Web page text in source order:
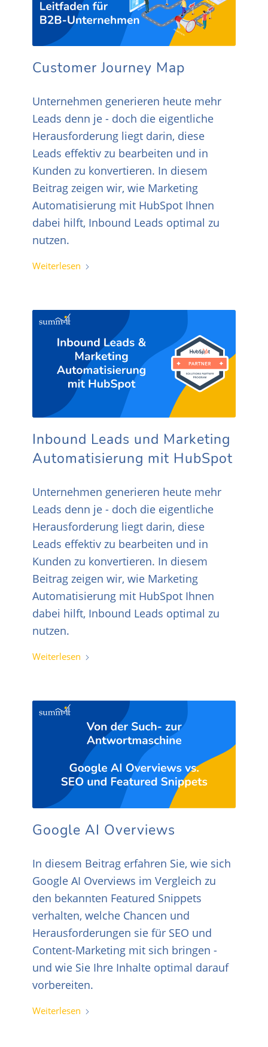
Customer Journey Map
Unternehmen generieren heute mehr
Leads denn je - doch die eigentliche
Herausforderung liegt darin, diese
Leads effektiv zu bearbeiten und in
Kunden zu konvertieren. In diesem
Beitrag zeigen wir, wie Marketing
Automatisierung mit HubSpot Ihnen
dabei hilft, Inbound Leads optimal zu
nutzen.
Weiterlesen
Inbound Leads und Marketing
Automatisierung mit HubSpot
Unternehmen generieren heute mehr
Leads denn je - doch die eigentliche
Herausforderung liegt darin, diese
Leads effektiv zu bearbeiten und in
Kunden zu konvertieren. In diesem
Beitrag zeigen wir, wie Marketing
Automatisierung mit HubSpot Ihnen
dabei hilft, Inbound Leads optimal zu
nutzen.
Weiterlesen
Google AI Overviews
In diesem Beitrag erfahren Sie, wie sich
Google AI Overviews im Vergleich zu
den bekannten Featured Snippets
verhalten, welche Chancen und
Herausforderungen sie für SEO und
Content-Marketing mit sich bringen -
und wie Sie Ihre Inhalte optimal darauf
vorbereiten.
Weiterlesen